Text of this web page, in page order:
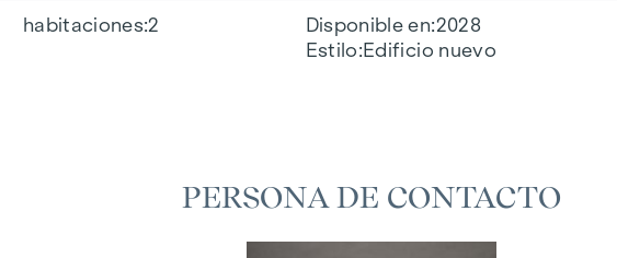
habitaciones 2 Disponible en 2028
Estilo Edificio nuevo
PERSONA DE CONTACTO